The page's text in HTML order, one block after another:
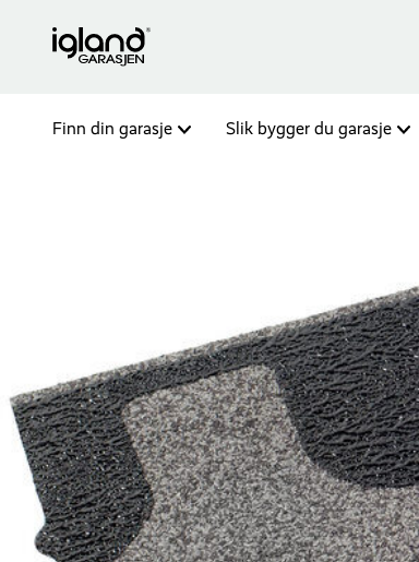
Finn din garasje Slik bygger du garasje